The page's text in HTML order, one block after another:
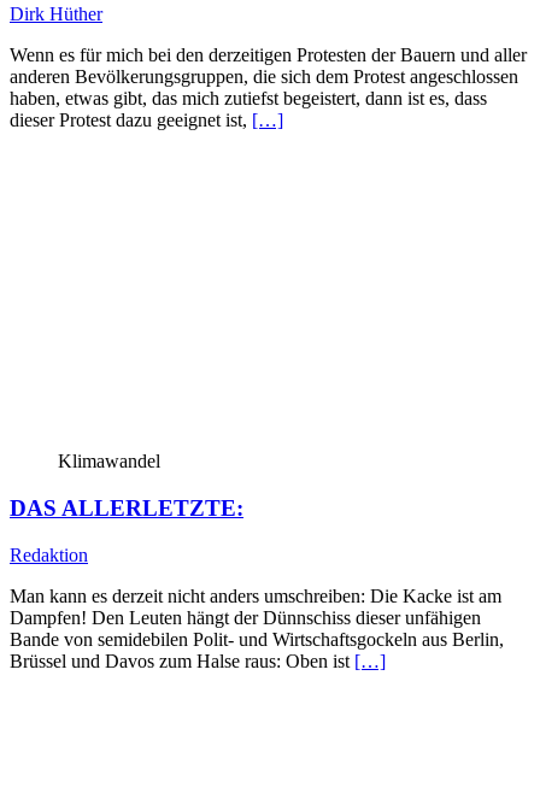
Dirk Hüther
Wenn es für mich bei den derzeitigen Protesten der Bauern und aller
anderen Bevölkerungsgruppen, die sich dem Protest angeschlossen
haben, etwas gibt, das mich zutiefst begeistert, dann ist es, dass
dieser Protest dazu geeignet ist, […]
Klimawandel
DAS ALLERLETZTE:
Redaktion
Man kann es derzeit nicht anders umschreiben: Die Kacke ist am
Dampfen! Den Leuten hängt der Dünnschiss dieser unfähigen
Bande von semidebilen Polit- und Wirtschaftsgockeln aus Berlin,
Brüssel und Davos zum Halse raus: Oben ist […]